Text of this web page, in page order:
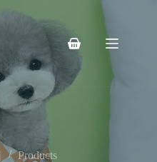
购
车
Products